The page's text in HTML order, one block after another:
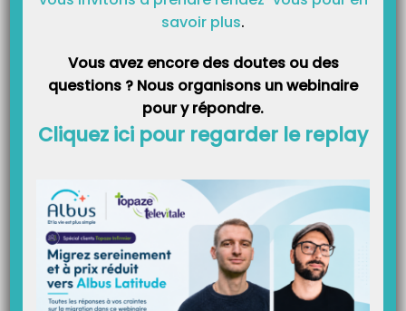
savoir plus.
Vous avez encore des doutes ou des
questions ? Nous organisons un webinaire
pour y répondre.
Cliquez ici pour regarder le replay